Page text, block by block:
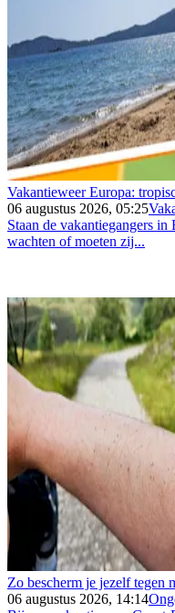
Vakantieweer Europa:
06 augustus 2026, 05:25
Staan de vakantiegangers in
wachten of moeten zij...
Zo bescherm je jezelf tegen
06 augustus 2026, 14:14